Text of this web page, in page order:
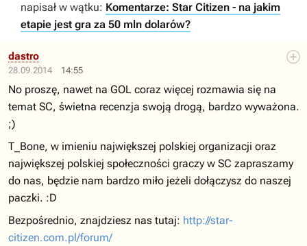
napisał w wątku: Komentarze: Star Citizen - na jakim
etapie jest gra za 50 mln dolarów?
28.09.2014 14:55
dastro
No proszę, nawet na GOL coraz więcej rozmawia się na
temat SC, świetna recenzja swoją drogą, bardzo wyważona.
;)
T_Bone, w imieniu największej polskiej organizacji oraz
największej polskiej społeczności graczy w SC zapraszamy
do nas, będzie nam bardzo miło jeżeli dołączysz do naszej
paczki. :D
Bezpośrednio, znajdziesz nas tutaj: http://star-
citizen.com.pl/forum/